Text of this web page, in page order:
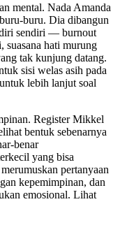
mental. Nada Amanda
buru. Dia dibangun
sendiri — burnout
hati murung
tak kunjung datang.
sisi welas asih pada
untuk lebih lanjut soal
Register Mikkel
bentuk sebenarnya
benar
yang bisa
pertanyaan
kepemimpinan, dan
emosional. Lihat